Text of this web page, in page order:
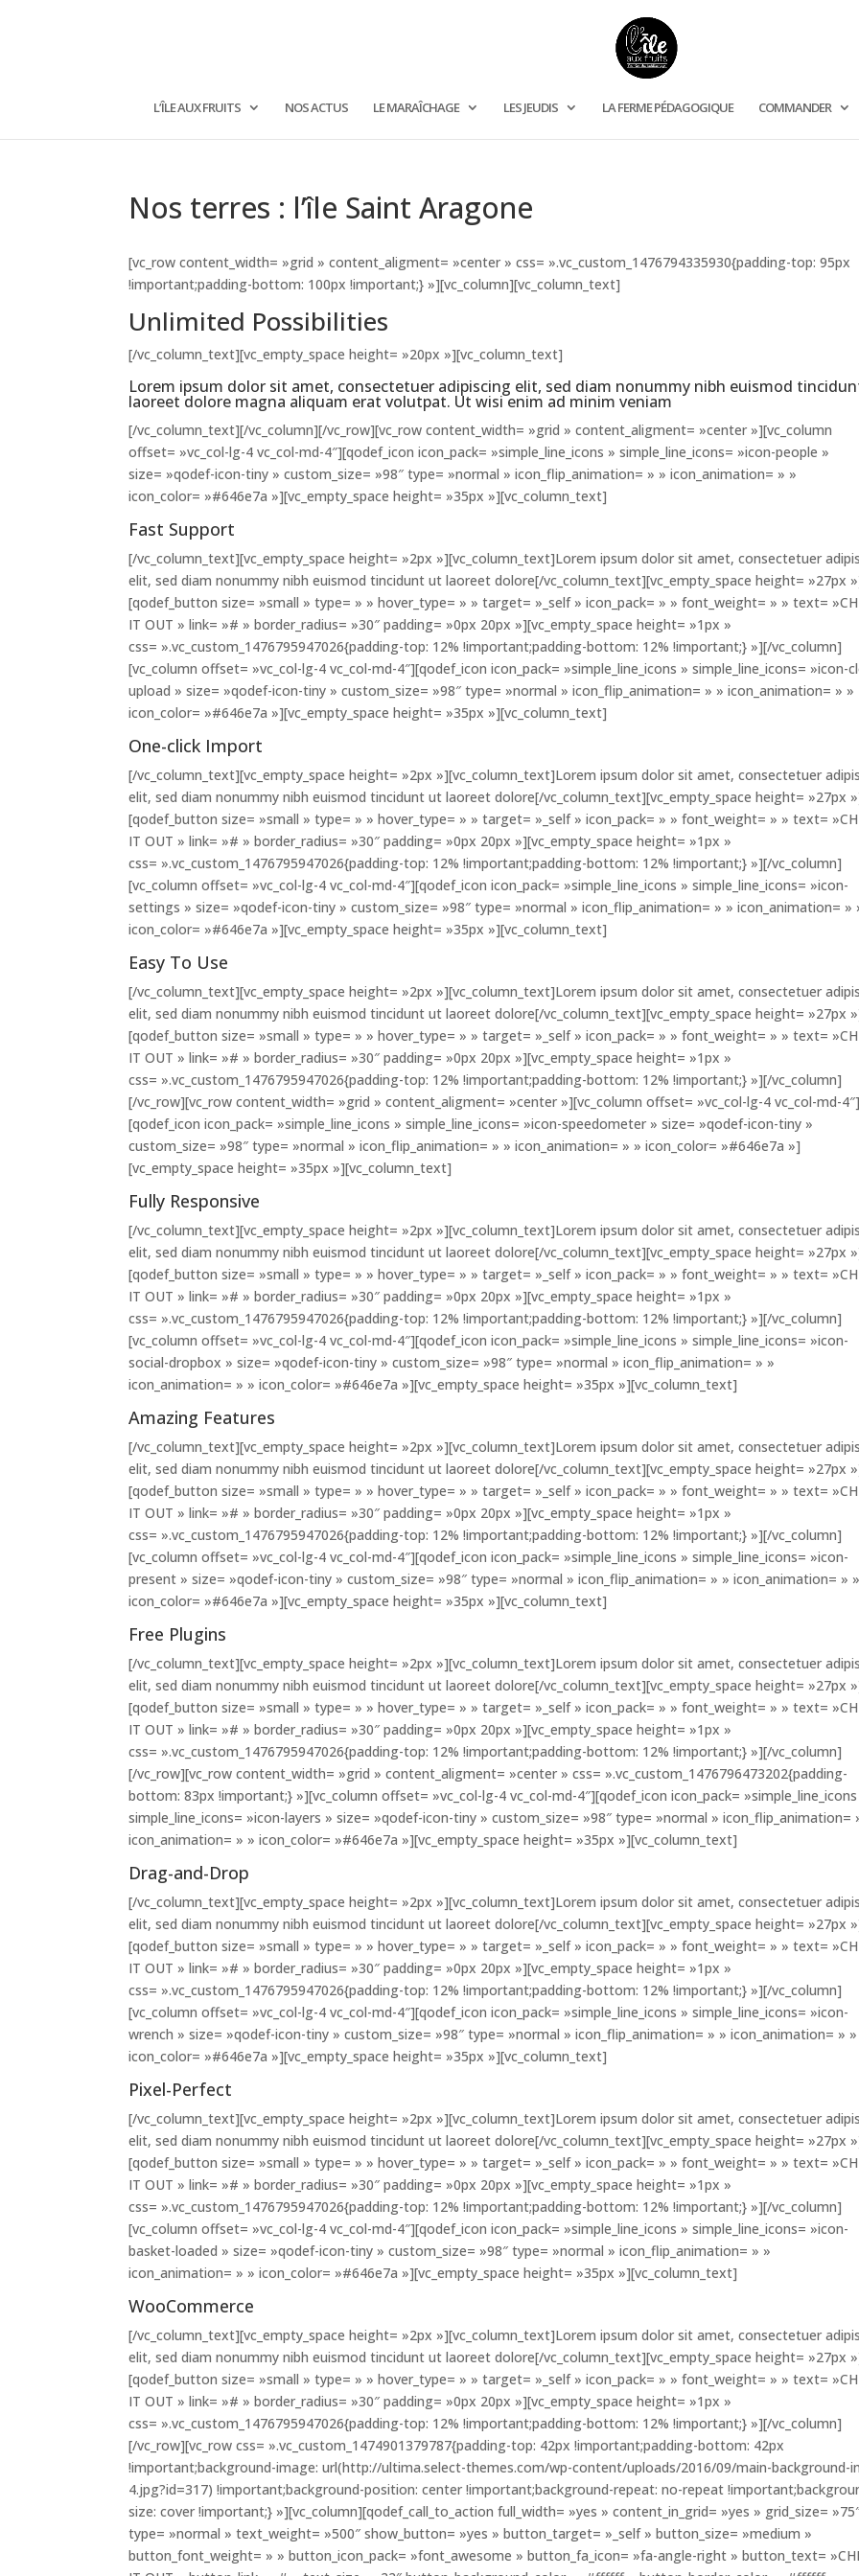
L’ÎLE AUX FRUITS NOS ACTUS LE MARAÎCHAGE LES JEUDIS LA FERME PÉDAGOGIQUE COMMANDER
Nos terres : l’île Saint Aragone
[vc_row content_width= »grid » content_aligment= »center » css= ».vc_custom_1476794335930{padding-top: 95px
!important;padding-bottom: 100px !important;} »][vc_column][vc_column_text]
Unlimited Possibilities
[/vc_column_text][vc_empty_space height= »20px »][vc_column_text]
Lorem ipsum dolor sit amet, consectetuer adipiscing elit, sed diam nonummy nibh euismod
laoreet dolore magna aliquam erat volutpat. Ut wisi enim ad minim veniam
[/vc_column_text][/vc_column][/vc_row][vc_row content_width= »grid » content_aligment= »center »][vc_column
offset= »vc_col-lg-4 vc_col-md-4″][qodef_icon icon_pack= »simple_line_icons » simple_line_icons= »icon-people »
size= »qodef-icon-tiny » custom_size= »98″ type= »normal » icon_flip_animation= » » icon_animation= » »
icon_color= »#646e7a »][vc_empty_space height= »35px »][vc_column_text]
Fast Support
[/vc_column_text][vc_empty_space height= »2px »][vc_column_text]Lorem ipsum dolor sit amet, consectetuer
elit, sed diam nonummy nibh euismod tincidunt ut laoreet dolore[/vc_column_text][vc_empty_space height= »27px
[qodef_button size= »small » type= » » hover_type= » » target= »_self » icon_pack= » » font_weight= » » text=
IT OUT » link= »# » border_radius= »30″ padding= »0px 20px »][vc_empty_space height= »1px »
css= ».vc_custom_1476795947026{padding-top: 12% !important;padding-bottom: 12% !important;} »][/vc_column]
[vc_column offset= »vc_col-lg-4 vc_col-md-4″][qodef_icon icon_pack= »simple_line_icons » simple_line_icons= »icon-
upload » size= »qodef-icon-tiny » custom_size= »98″ type= »normal » icon_flip_animation= » » icon_animation= » »
icon_color= »#646e7a »][vc_empty_space height= »35px »][vc_column_text]
One-click Import
[/vc_column_text][vc_empty_space height= »2px »][vc_column_text]Lorem ipsum dolor sit amet, consectetuer
elit, sed diam nonummy nibh euismod tincidunt ut laoreet dolore[/vc_column_text][vc_empty_space height= »27px
[qodef_button size= »small » type= » » hover_type= » » target= »_self » icon_pack= » » font_weight= » » text=
IT OUT » link= »# » border_radius= »30″ padding= »0px 20px »][vc_empty_space height= »1px »
css= ».vc_custom_1476795947026{padding-top: 12% !important;padding-bottom: 12% !important;} »][/vc_column]
[vc_column offset= »vc_col-lg-4 vc_col-md-4″][qodef_icon icon_pack= »simple_line_icons » simple_line_icons= »icon-
settings » size= »qodef-icon-tiny » custom_size= »98″ type= »normal » icon_flip_animation= » » icon_animation= »
icon_color= »#646e7a »][vc_empty_space height= »35px »][vc_column_text]
Easy To Use
[/vc_column_text][vc_empty_space height= »2px »][vc_column_text]Lorem ipsum dolor sit amet, consectetuer
elit, sed diam nonummy nibh euismod tincidunt ut laoreet dolore[/vc_column_text][vc_empty_space height= »27px
[qodef_button size= »small » type= » » hover_type= » » target= »_self » icon_pack= » » font_weight= » » text=
IT OUT » link= »# » border_radius= »30″ padding= »0px 20px »][vc_empty_space height= »1px »
css= ».vc_custom_1476795947026{padding-top: 12% !important;padding-bottom: 12% !important;} »][/vc_column]
[/vc_row][vc_row content_width= »grid » content_aligment= »center »][vc_column offset= »vc_col-lg-4 vc_col-md-4″]
[qodef_icon icon_pack= »simple_line_icons » simple_line_icons= »icon-speedometer » size= »qodef-icon-tiny »
custom_size= »98″ type= »normal » icon_flip_animation= » » icon_animation= » » icon_color= »#646e7a »]
[vc_empty_space height= »35px »][vc_column_text]
Fully Responsive
[/vc_column_text][vc_empty_space height= »2px »][vc_column_text]Lorem ipsum dolor sit amet, consectetuer
elit, sed diam nonummy nibh euismod tincidunt ut laoreet dolore[/vc_column_text][vc_empty_space height= »27px
[qodef_button size= »small » type= » » hover_type= » » target= »_self » icon_pack= » » font_weight= » » text=
IT OUT » link= »# » border_radius= »30″ padding= »0px 20px »][vc_empty_space height= »1px »
css= ».vc_custom_1476795947026{padding-top: 12% !important;padding-bottom: 12% !important;} »][/vc_column]
[vc_column offset= »vc_col-lg-4 vc_col-md-4″][qodef_icon icon_pack= »simple_line_icons » simple_line_icons= »icon-
social-dropbox » size= »qodef-icon-tiny » custom_size= »98″ type= »normal » icon_flip_animation= » »
icon_animation= » » icon_color= »#646e7a »][vc_empty_space height= »35px »][vc_column_text]
Amazing Features
[/vc_column_text][vc_empty_space height= »2px »][vc_column_text]Lorem ipsum dolor sit amet, consectetuer
elit, sed diam nonummy nibh euismod tincidunt ut laoreet dolore[/vc_column_text][vc_empty_space height= »27px
[qodef_button size= »small » type= » » hover_type= » » target= »_self » icon_pack= » » font_weight= » » text=
IT OUT » link= »# » border_radius= »30″ padding= »0px 20px »][vc_empty_space height= »1px »
css= ».vc_custom_1476795947026{padding-top: 12% !important;padding-bottom: 12% !important;} »][/vc_column]
[vc_column offset= »vc_col-lg-4 vc_col-md-4″][qodef_icon icon_pack= »simple_line_icons » simple_line_icons= »icon-
present » size= »qodef-icon-tiny » custom_size= »98″ type= »normal » icon_flip_animation= » » icon_animation= » »
icon_color= »#646e7a »][vc_empty_space height= »35px »][vc_column_text]
Free Plugins
[/vc_column_text][vc_empty_space height= »2px »][vc_column_text]Lorem ipsum dolor sit amet, consectetuer
elit, sed diam nonummy nibh euismod tincidunt ut laoreet dolore[/vc_column_text][vc_empty_space height= »27px
[qodef_button size= »small » type= » » hover_type= » » target= »_self » icon_pack= » » font_weight= » » text=
IT OUT » link= »# » border_radius= »30″ padding= »0px 20px »][vc_empty_space height= »1px »
css= ».vc_custom_1476795947026{padding-top: 12% !important;padding-bottom: 12% !important;} »][/vc_column]
[/vc_row][vc_row content_width= »grid » content_aligment= »center » css= ».vc_custom_1476796473202{padding-
bottom: 83px !important;} »][vc_column offset= »vc_col-lg-4 vc_col-md-4″][qodef_icon icon_pack= »simple_line_icons
simple_line_icons= »icon-layers » size= »qodef-icon-tiny » custom_size= »98″ type= »normal » icon_flip_animation=
icon_animation= » » icon_color= »#646e7a »][vc_empty_space height= »35px »][vc_column_text]
Drag-and-Drop
[/vc_column_text][vc_empty_space height= »2px »][vc_column_text]Lorem ipsum dolor sit amet, consectetuer
elit, sed diam nonummy nibh euismod tincidunt ut laoreet dolore[/vc_column_text][vc_empty_space height= »27px
[qodef_button size= »small » type= » » hover_type= » » target= »_self » icon_pack= » » font_weight= » » text=
IT OUT » link= »# » border_radius= »30″ padding= »0px 20px »][vc_empty_space height= »1px »
css= ».vc_custom_1476795947026{padding-top: 12% !important;padding-bottom: 12% !important;} »][/vc_column]
[vc_column offset= »vc_col-lg-4 vc_col-md-4″][qodef_icon icon_pack= »simple_line_icons » simple_line_icons= »icon-
wrench » size= »qodef-icon-tiny » custom_size= »98″ type= »normal » icon_flip_animation= » » icon_animation= » »
icon_color= »#646e7a »][vc_empty_space height= »35px »][vc_column_text]
Pixel-Perfect
[/vc_column_text][vc_empty_space height= »2px »][vc_column_text]Lorem ipsum dolor sit amet, consectetuer
elit, sed diam nonummy nibh euismod tincidunt ut laoreet dolore[/vc_column_text][vc_empty_space height= »27px
[qodef_button size= »small » type= » » hover_type= » » target= »_self » icon_pack= » » font_weight= » » text=
IT OUT » link= »# » border_radius= »30″ padding= »0px 20px »][vc_empty_space height= »1px »
css= ».vc_custom_1476795947026{padding-top: 12% !important;padding-bottom: 12% !important;} »][/vc_column]
[vc_column offset= »vc_col-lg-4 vc_col-md-4″][qodef_icon icon_pack= »simple_line_icons » simple_line_icons= »icon-
basket-loaded » size= »qodef-icon-tiny » custom_size= »98″ type= »normal » icon_flip_animation= » »
icon_animation= » » icon_color= »#646e7a »][vc_empty_space height= »35px »][vc_column_text]
WooCommerce
[/vc_column_text][vc_empty_space height= »2px »][vc_column_text]Lorem ipsum dolor sit amet, consectetuer
elit, sed diam nonummy nibh euismod tincidunt ut laoreet dolore[/vc_column_text][vc_empty_space height= »27px
[qodef_button size= »small » type= » » hover_type= » » target= »_self » icon_pack= » » font_weight= » » text=
IT OUT » link= »# » border_radius= »30″ padding= »0px 20px »][vc_empty_space height= »1px »
css= ».vc_custom_1476795947026{padding-top: 12% !important;padding-bottom: 12% !important;} »][/vc_column]
[/vc_row][vc_row css= ».vc_custom_1474901379787{padding-top: 42px !important;padding-bottom: 42px
!important;background-image: url(http://ultima.select-themes.com/wp-content/uploads/2016/09/main-background-
4.jpg?id=317) !important;background-position: center !important;background-repeat: no-repeat
size: cover !important;} »][vc_column][qodef_call_to_action full_width= »yes » content_in_grid= »yes » grid_size=
type= »normal » text_weight= »500″ show_button= »yes » button_target= »_self » button_size= »medium »
button_font_weight= » » button_icon_pack= »font_awesome » button_fa_icon= »fa-angle-right » button_text=